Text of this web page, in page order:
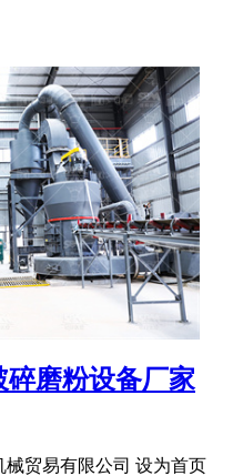
磨粉设备厂家
贸易有限公司 设为首页